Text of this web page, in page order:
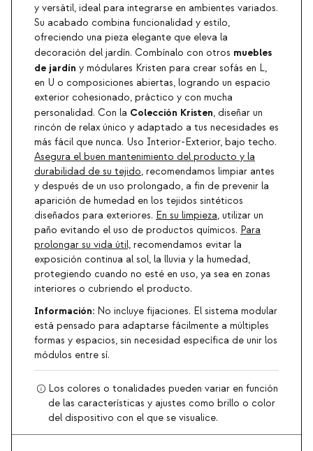
y versátil, ideal para integrarse en ambientes variados.
Su acabado combina funcionalidad y estilo,
ofreciendo una pieza elegante que eleva la
decoración del jardín. Combínalo con otros muebles
de jardín y módulares Kristen para crear sofás en L,
en U o composiciones abiertas, logrando un espacio
exterior cohesionado, práctico y con mucha
personalidad. Con la Colección Kristen, diseñar un
rincón de relax único y adaptado a tus necesidades es
más fácil que nunca. Uso Interior-Exterior, bajo techo.
Asegura el buen mantenimiento del producto y la
durabilidad de su tejido, recomendamos limpiar antes
y después de un uso prolongado, a fin de prevenir la
aparición de humedad en los tejidos sintéticos
diseñados para exteriores. En su limpieza, utilizar un
paño evitando el uso de productos químicos. Para
prolongar su vida útil, recomendamos evitar la
exposición continua al sol, la lluvia y la humedad,
protegiendo cuando no esté en uso, ya sea en zonas
interiores o cubriendo el producto.
Información: No incluye fijaciones. El sistema modular
está pensado para adaptarse fácilmente a múltiples
formas y espacios, sin necesidad específica de unir los
módulos entre sí.
Los colores o tonalidades pueden variar en función
de las características y ajustes como brillo o color
del dispositivo con el que se visualice.